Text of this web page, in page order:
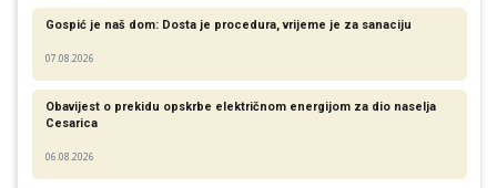
Gospić je naš dom: Dosta je procedura, vrijeme je za sanaciju
07.08.2026
Obavijest o prekidu opskrbe električnom energijom za dio naselja
Cesarica
06.08.2026